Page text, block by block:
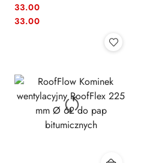
Cena:
33.00
Cena:
33.00